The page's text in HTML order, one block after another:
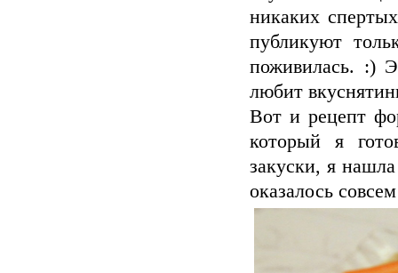
никаких
публикуют
поживилась. :)
любит
Вот и рецепт
который я
закуски, я
оказалось